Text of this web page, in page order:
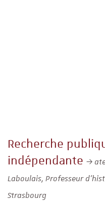
Recherche
indépendante
Laboulais, Professeur
Strasbourg